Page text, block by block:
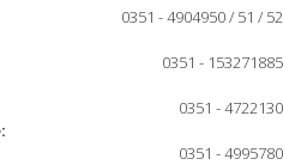
0351 - 4904950 / 51 / 52
0351 - 153271885
0351 - 4722130
0351 - 4995780